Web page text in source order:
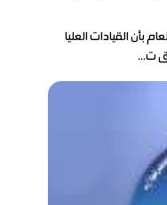
بأن القيادات العليا
ت...